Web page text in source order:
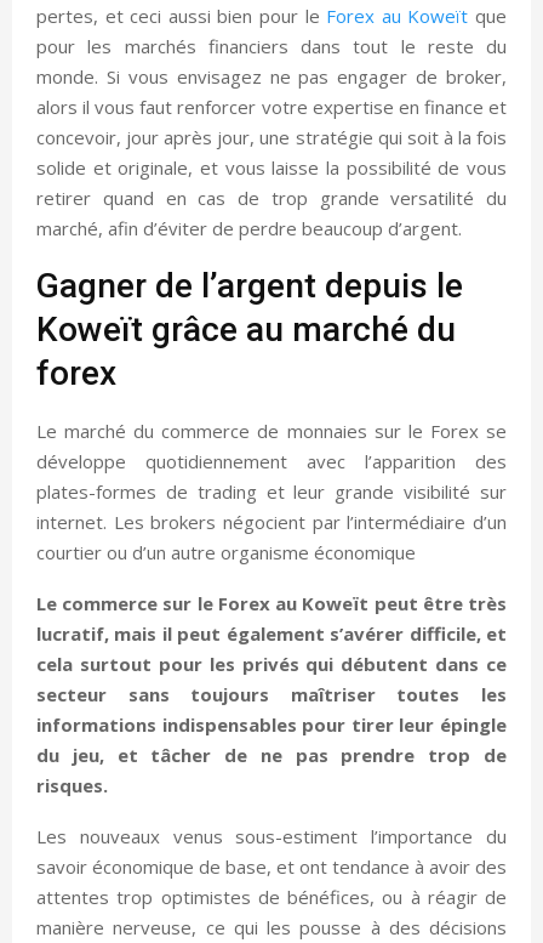
pertes, et ceci aussi bien pour le Forex au Koweït que
pour les marchés financiers dans tout le reste du
monde. Si vous envisagez ne pas engager de broker,
alors il vous faut renforcer votre expertise en finance et
concevoir, jour après jour, une stratégie qui soit à la fois
solide et originale, et vous laisse la possibilité de vous
retirer quand en cas de trop grande versatilité du
marché, afin d’éviter de perdre beaucoup d’argent.
Gagner de l’argent depuis le
Koweït grâce au marché du
forex
Le marché du commerce de monnaies sur le Forex se
développe quotidiennement avec l’apparition des
plates-formes de trading et leur grande visibilité sur
internet. Les brokers négocient par l’intermédiaire d’un
courtier ou d’un autre organisme économique
Le commerce sur le Forex au Koweït peut être très
lucratif, mais il peut également s’avérer difficile, et
cela surtout pour les privés qui débutent dans ce
secteur sans toujours maîtriser toutes les
informations indispensables pour tirer leur épingle
du jeu, et tâcher de ne pas prendre trop de
risques.
Les nouveaux venus sous-estiment l’importance du
savoir économique de base, et ont tendance à avoir des
attentes trop optimistes de bénéfices, ou à réagir de
manière nerveuse, ce qui les pousse à des décisions